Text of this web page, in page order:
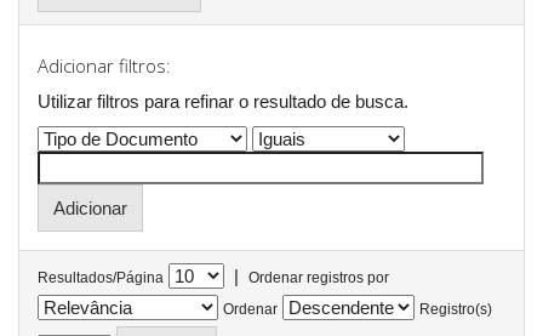
Adicionar filtros:
Utilizar filtros para refinar o resultado de busca.
Resultados/Página |
Ordenar registros por
Ordenar
Registro(s)